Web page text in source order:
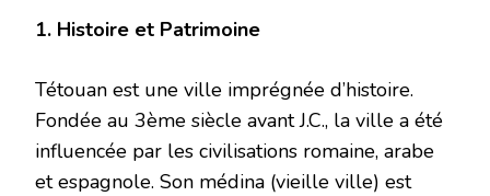
1. Histoire et Patrimoine
Tétouan est une ville imprégnée d’histoire.
Fondée au 3ème siècle avant J.C., la ville a été
influencée par les civilisations romaine, arabe
et espagnole. Son médina (vieille ville) est